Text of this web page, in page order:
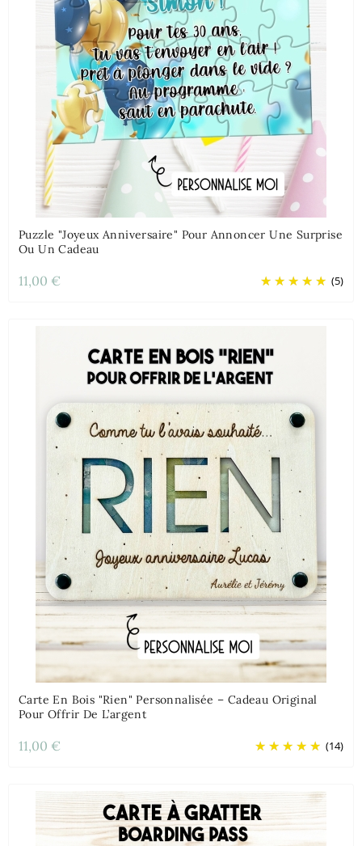
Puzzle "Joyeux Anniversaire" Pour Annoncer Une Surprise
Ou Un Cadeau
(5)
11,00 €
Carte En Bois "Rien" Personnalisée – Cadeau Original
Pour Offrir De L’argent
(14)
11,00 €